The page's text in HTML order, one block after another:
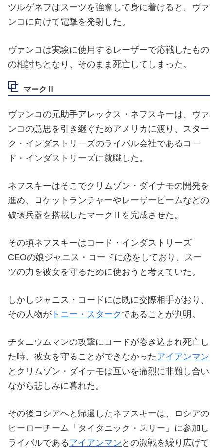
ツルゲネフはスーツを強奪して身に着けると、ヴァ
ンコに向けて電撃を発射した。
ヴァンコは実験に使用するレーザーで応戦したもの
の相討ちとなり、そのまま死亡してしまった。
マークⅡ
ヴァンコの元助手アレックス・ネフスキーは、ヴァ
ンコの意思を引き継ぐためアメリカに渡り、スター
ク・インダストリーズのライバル会社であるコー
ド・インダストリーズに就職した。
ネフスキーはそこでクリムゾン・ダイナモの開発を
進め、ロケットランチャーやレーザービームなどの
破壊兵器を搭載したマークⅡを完成させた。
その頃ネフスキーはコード・インダストリーズ
CEOの娘ジャニス・コードに恋をしており、スー
ツの力を彼女を守るために使おうと考えていた。
しかしジャニス・コードには既に交際相手がおり、
その人物が トニー・スターク であることが判明。
チタニウムマンの攻撃にコードが巻き込まれ死亡し
た時、彼女を守ることができなかったアイアンマン
とクリムゾン・ダイナモは互いを痛烈に非難し合い
ながら悲しみに暮れた。
その後ロシアへと帰還したネフスキーは、ロシアの
ヒーローチーム「タイタニック・スリー」に参加し
ライバルであるアイアンマン との激戦を繰り広げて